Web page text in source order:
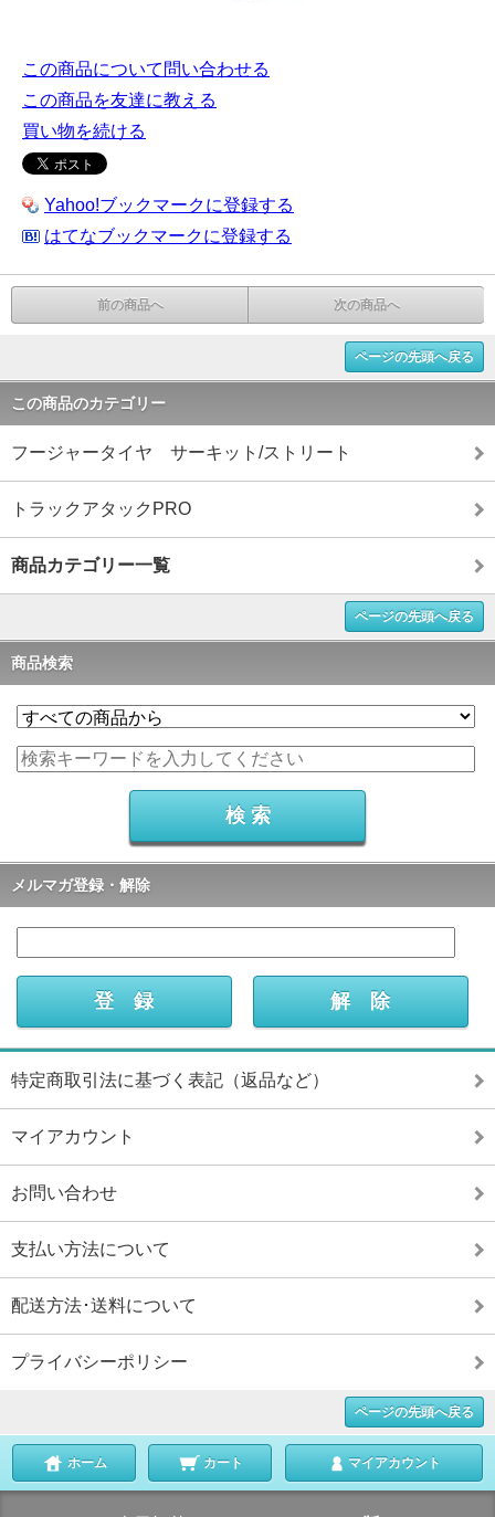
この商品について問い合わせる
この商品を友達に教える
買い物を続ける
Yahoo!ブックマークに登録する
はてなブックマークに登録する
前の商品へ 次の商品へ
ページの先頭へ戻る
この商品のカテゴリー
フージャータイヤ サーキット/ストリート
トラックアタックPRO
商品カテゴリー一覧
ページの先頭へ戻る
商品検索
メルマガ登録・解除
特定商取引法に基づく表記（返品など）
マイアカウント
お問い合わせ
支払い方法について
配送方法･送料について
プライバシーポリシー
ページの先頭へ戻る
ホーム カート マイアカウント